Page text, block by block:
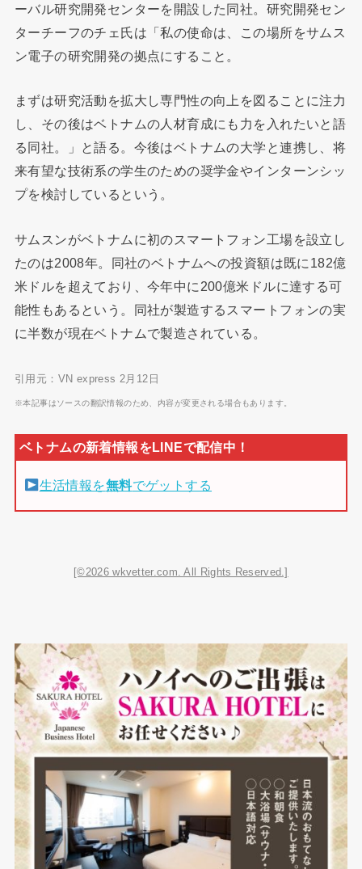
ーバル研究開発センターを開設した同社。研究開発セン
ターチーフのチェ氏は「私の使命は、この場所をサムス
ン電子の研究開発の拠点にすること。
まずは研究活動を拡大し専門性の向上を図ることに注力
し、その後はベトナムの人材育成にも力を入れたいと語
る同社。」と語る。今後はベトナムの大学と連携し、将
来有望な技術系の学生のための奨学金やインターンシッ
プを検討しているという。
サムスンがベトナムに初のスマートフォン工場を設立し
たのは2008年。同社のベトナムへの投資額は既に182億
米ドルを超えており、今年中に200億米ドルに達する可
能性もあるという。同社が製造するスマートフォンの実
に半数が現在ベトナムで製造されている。
引用元：VN express 2月12日
※本記事はソースの翻訳情報のため、内容が変更される場合もあります。
生活情報を無料でゲットする
[©2026 wkvetter.com. All Rights Reserved.]